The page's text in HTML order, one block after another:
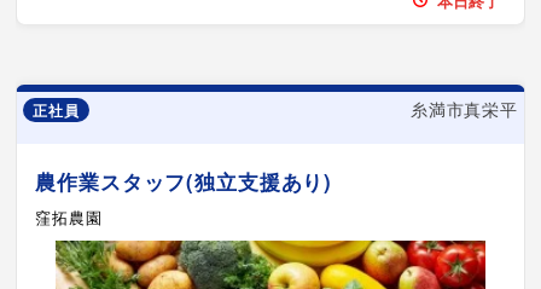
正社員 糸満市真栄平
農作業スタッフ(独立支援あり)
窪拓農園